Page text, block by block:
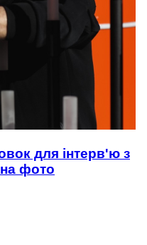
для інтерв'ю з
фото